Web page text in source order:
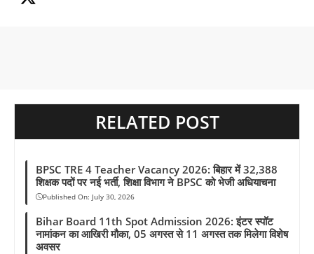
o
RELATED POST
BPSC TRE 4 Teacher Vacancy 2026: बिहार में 32,388
शिक्षक पदों पर नई भर्ती, शिक्षा विभाग ने BPSC को भेजी अधियाचना
Published On: July 30, 2026
Bihar Board 11th Spot Admission 2026: इंटर स्पॉट
नामांकन का आखिरी मौका, 05 अगस्त से 11 अगस्त तक मिलेगा विशेष
अवसर